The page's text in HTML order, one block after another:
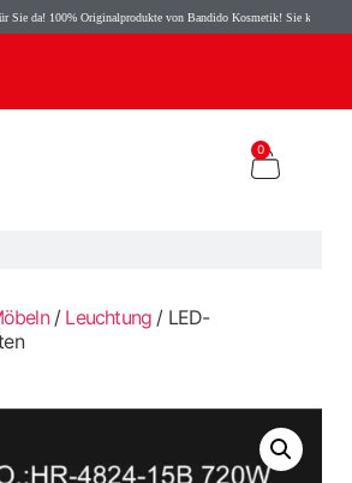
von Bandido Kosmetik! Sie können Möbeln jetzt
0
/ Leuchtung / LED-